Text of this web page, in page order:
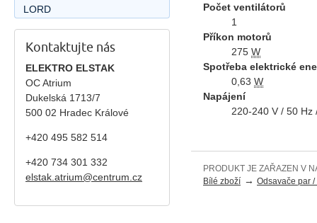
Počet ventilátorů
1
Příkon motorů
275 W
Spotřeba elektrické
0,63 W
Napájení
220-240 V / 50 Hz
PRODUKT JE ZAŘAZEN V
Bílé zboží → Odsavače par
LORD
Kontaktujte nás
ELEKTRO ELSTAK
OC Atrium
Dukelská 1713/7
500 02 Hradec Králové
+420 495 582 514
+420 734 301 332
elstak.atrium@centrum.cz